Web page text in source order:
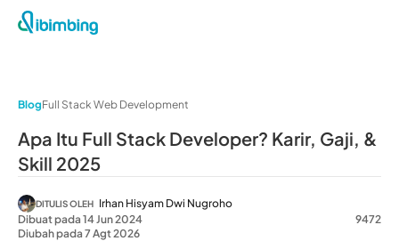
BlogFull Stack Web Development
Apa Itu Full Stack Developer? Karir, Gaji, &
Skill 2025
DITULIS OLEH Irhan Hisyam Dwi Nugroho
Dibuat pada 14 Jun 2024
Diubah pada 7 Agt 2026
9472